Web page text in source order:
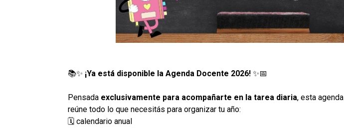
📚✨ ¡Ya está disponible la Agenda Docente 2026!✨📅
Pensada exclusivamente para acompañarte en la tarea diaria, esta agenda
reúne todo lo que necesitás para organizar tu año:
🗓️ calendario anual